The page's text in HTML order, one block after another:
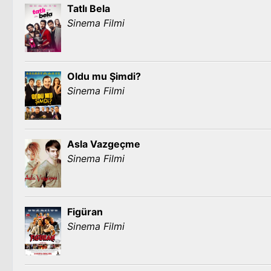
Tatlı Bela
Sinema Filmi
Oldu mu Şimdi?
Sinema Filmi
Asla Vazgeçme
Sinema Filmi
Figüran
Sinema Filmi